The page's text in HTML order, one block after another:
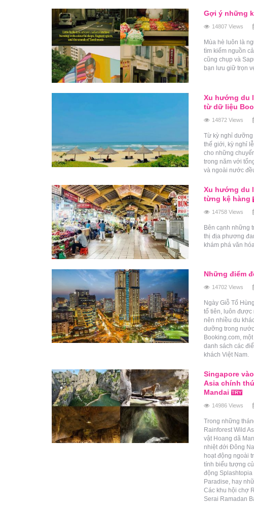
Gợi ý những
14807 Views
Mùa hè luôn là
tìm kiếm nguồn
cũng chụp và
bạn lưu giữ trọn
Xu hướng du
từ dữ liệu
14872 Views
Từ kỳ nghỉ
thế giới, kỳ nghỉ
cho những
trong năm với
và ngoài nước
Xu hướng du
từng kệ hàng
14758 Views
Bên cạnh những
thị địa phương
khám phá văn
Những điểm
14702 Views
Ngày Giỗ Tổ
tổ tiên, luôn được
nên nhiều du
dưỡng trong
Booking.com,
danh sách các
khách Việt Nam.
Singapore
Asia chính
Mandai
14986 Views
Trong những
Rainforest Wild
vật Hoang dã
nhiệt đới Đông
hoạt động ngoài
tính biểu tượng
động Splashtopia
Paradise, hay
Các khu hội chợ
Serai Ramadan